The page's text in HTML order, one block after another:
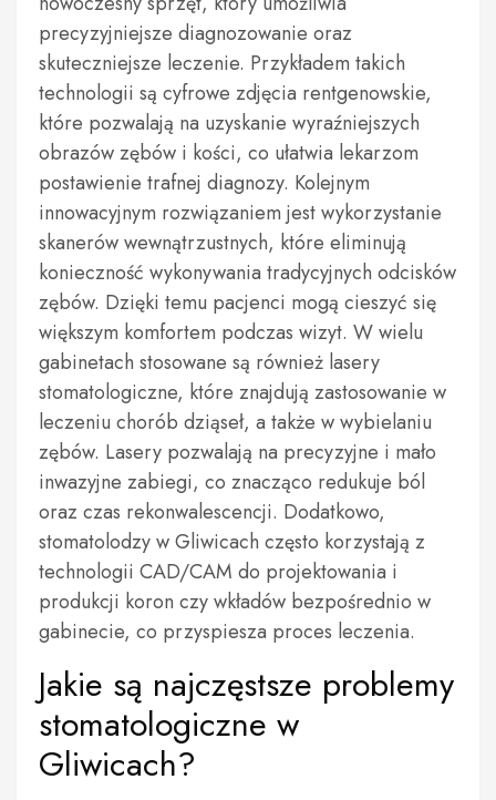
precyzyjniejsze diagnozowanie oraz
skuteczniejsze leczenie. Przykładem takich
technologii są cyfrowe zdjęcia rentgenowskie,
które pozwalają na uzyskanie wyraźniejszych
obrazów zębów i kości, co ułatwia lekarzom
postawienie trafnej diagnozy. Kolejnym
innowacyjnym rozwiązaniem jest wykorzystanie
skanerów wewnątrzustnych, które eliminują
konieczność wykonywania tradycyjnych odcisków
zębów. Dzięki temu pacjenci mogą cieszyć się
większym komfortem podczas wizyt. W wielu
gabinetach stosowane są również lasery
stomatologiczne, które znajdują zastosowanie w
leczeniu chorób dziąseł, a także w wybielaniu
zębów. Lasery pozwalają na precyzyjne i mało
inwazyjne zabiegi, co znacząco redukuje ból
oraz czas rekonwalescencji. Dodatkowo,
stomatolodzy w Gliwicach często korzystają z
technologii CAD/CAM do projektowania i
produkcji koron czy wkładów bezpośrednio w
gabinecie, co przyspiesza proces leczenia.
Jakie są najczęstsze problemy
stomatologiczne w
Gliwicach?